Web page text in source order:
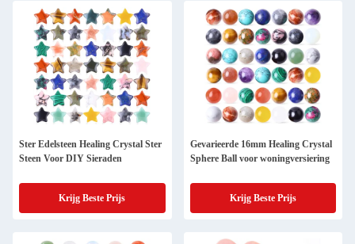
Ster Edelsteen Healing Crystal Ster
Steen Voor DIY Sieraden
Krijg Beste Prijs
Gevarieerde 16mm Healing Crystal
Sphere Ball voor woningversiering
Krijg Beste Prijs